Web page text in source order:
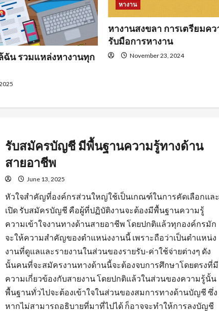
ฉัน รวมแหล่งหางานทุก
หางาน
หางานสงขลา การเตรียมค
รับมือการหางาน
November 23, 2024
รับสมัครบัญชี มีพื้นฐานความรู้ทางด้าน
สายอาชีพ
June 13, 2025
หัวใจสำคัญที่องค์กรส่วนใหญ่ใช้เป็นเกณฑ์ในการคัดเลือกและ
เปิด รับสมัครบัญชี คือผู้ที่ปฏิบัติงานจะต้องมีพื้นฐานความรู้
ความเข้าใจงานทางด้านสายอาชีพ โดยปกติแล้วทุกองค์กรมัก
จะให้ความสำคัญของตำแหน่งงานนี้ เพราะถือว่าเป็นตำแหน่ง
งานที่ดูแลและรายงานในส่วนของรายรับ-ค่าใช้จ่ายต่างๆ ดัง
นั้นคนที่จะสมัครงานทางด้านนี้จะต้องจบการศึกษาโดยตรงที่มี
ความเกี่ยวข้องกับสายงาน โดยปกติแล้วในส่วนของความรู้นั้น
พื้นฐานทั่วไปจะต้องเข้าใจในส่วนของสมการทางด้านบัญชี ซึ่ง
หากไม่สามารถอธิบายที่มาที่ไปได้ ก็อาจจะทำให้การลงบัญชี